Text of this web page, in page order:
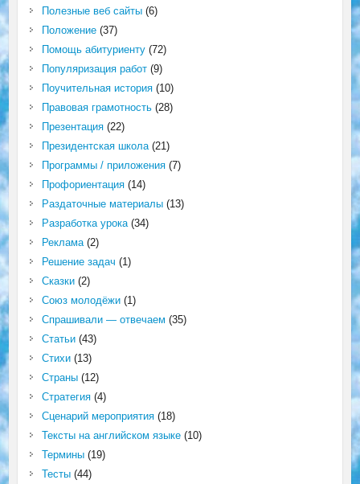
Полезные веб сайты(6)
Положение(37)
Помощь абитуриенту(72)
Популяризация работ(9)
Поучительная история(10)
Правовая грамотность(28)
Презентация(22)
Президентская школа(21)
Программы / приложения(7)
Профориентация(14)
Раздаточные материалы(13)
Разработка урока(34)
Реклама(2)
Решение задач (1)
Сказки(2)
Союз молодёжи(1)
Спрашивали — отвечаем (35)
Статьи(43)
Стихи(13)
Страны(12)
Стратегия(4)
Сценарий мероприятия(18)
Тексты на английском языке(10)
Термины(19)
Тесты(44)